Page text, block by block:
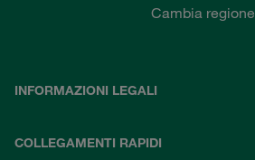
Cambia regione
INFORMAZIONI LEGALI
COLLEGAMENTI RAPIDI